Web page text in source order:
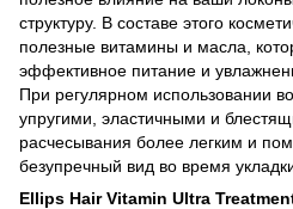
структуру. В составе этого
полезные витамины и масла,
эффективное питание и
При регулярном использовании
упругими, эластичными и
расчесывания более легким и
безупречный вид во время
Ellips Hair Vitamin Ultra